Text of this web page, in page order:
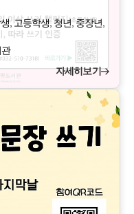
, 고등학생, 청년, 중장년,
자세히보기